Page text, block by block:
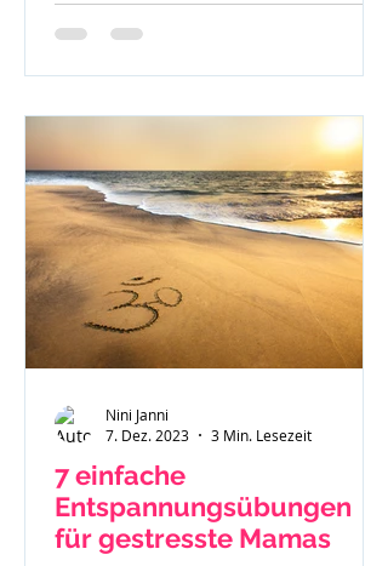
7 einfache
Entspannungsübungen
für gestresste Mamas
Nini Janni
7. Dez. 2023
3 Min. Lesezeit